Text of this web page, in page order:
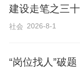
上可飞天数
建设走笔之三十
社会 2026-8-1
“岗位找人”破题